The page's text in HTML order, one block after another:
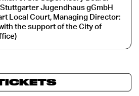
Jugendhaus gGmbH
Local Court, Managing Director:
the support of the City of